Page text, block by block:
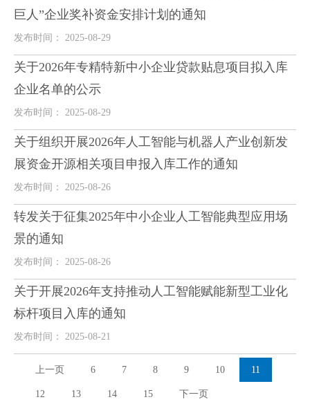
巨人”企业奖补资金安排计划的通知
发布时间： 2025-08-29
关于2026年专精特新中小企业贷款贴息项目拟入库
企业名单的公示
发布时间： 2025-08-29
关于组织开展2026年人工智能与机器人产业创新发
展资金开源相关项目申报入库工作的通知
发布时间： 2025-08-26
转发关于征集2025年中小企业人工智能典型应用场
景的通知
发布时间： 2025-08-26
关于开展2026年支持推动人工智能赋能新型工业化
标杆项目入库的通知
发布时间： 2025-08-21
上一页 6 7 8 9 10 11
12 13 14 15 下一页